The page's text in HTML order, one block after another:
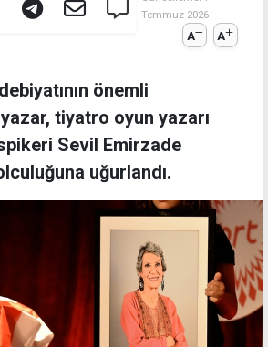
Temmuz 2026
A A
önemli
tiyatro oyun yazarı
Sevil Emirzade
uğurlandı.